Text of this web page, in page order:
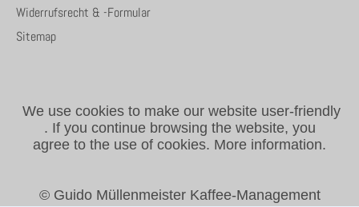
Widerrufsrecht & -Formular
Sitemap
We use cookies to make our website user-friendly
. If you continue browsing the website, you
agree to the use of cookies. More information.
© Guido Müllenmeister Kaffee-Management